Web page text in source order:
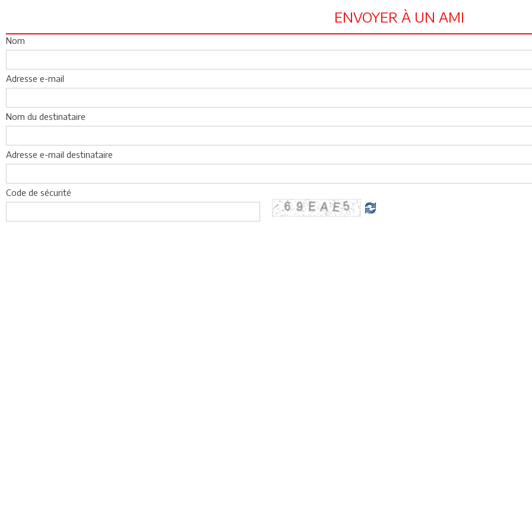
ENVOYER À UN AMI
Nom
Adresse e-mail
Nom du destinataire
Adresse e-mail destinataire
Code de sécurité